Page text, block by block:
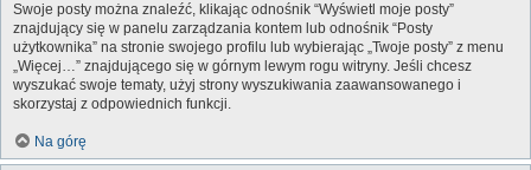
Swoje posty można znaleźć, klikając odnośnik “Wyświetl moje posty”
znajdujący się w panelu zarządzania kontem lub odnośnik “Posty
użytkownika” na stronie swojego profilu lub wybierając „Twoje posty” z menu
„Więcej…” znajdującego się w górnym lewym rogu witryny. Jeśli chcesz
wyszukać swoje tematy, użyj strony wyszukiwania zaawansowanego i
skorzystaj z odpowiednich funkcji.
Na górę